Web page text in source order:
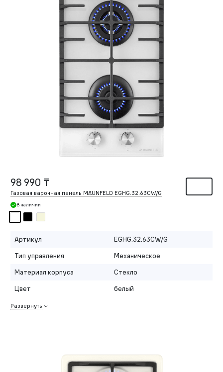
98 990 ₸
Газовая варочная панель MAUNFELD EGHG.32.63CW/G
В наличии
Артикул
EGHG.32.63CW/G
Тип управления
Механическое
Материал корпуса
Стекло
Цвет
белый
Развернуть